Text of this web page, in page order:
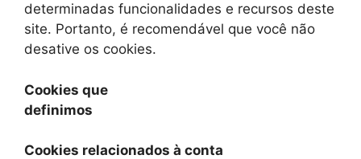
determinadas funcionalidades e recursos deste
site. Portanto, é recomendável que você não
desative os cookies.
Cookies que
definimos
Cookies relacionados à conta